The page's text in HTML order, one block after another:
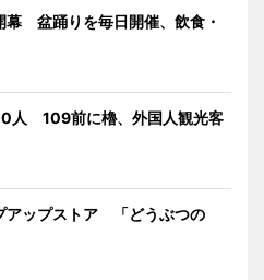
幕 盆踊りを毎日開催、飲食・
人 109前に櫓、外国人観光客
アップストア 「どうぶつの